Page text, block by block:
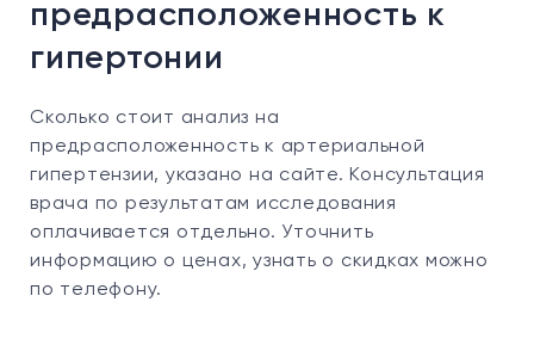
предрасположенность к
гипертонии
Сколько стоит анализ на
предрасположенность к артериальной
гипертензии, указано на сайте. Консультация
врача по результатам исследования
оплачивается отдельно. Уточнить
информацию о ценах, узнать о скидках можно
по телефону.